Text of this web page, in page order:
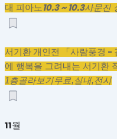
대 피아노 10.3 ~ 10.3사문진
서기환 개인전 「사람풍경 -
에 행복을 그려내는 서기환
1층골라보기무료,실내,전시
11월